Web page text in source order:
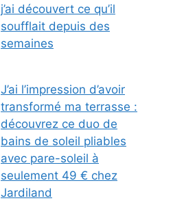
j’ai découvert ce qu’il
soufflait depuis des
semaines
J’ai l’impression d’avoir
transformé ma terrasse :
découvrez ce duo de
bains de soleil pliables
avec pare-soleil à
seulement 49 € chez
Jardiland